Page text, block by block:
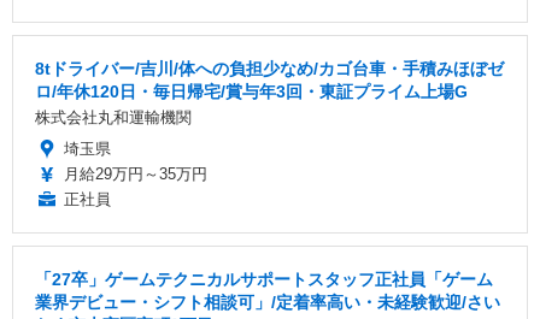
8tドライバー/吉川/体への負担少なめ/カゴ台車・手積みほぼゼ
ロ/年休120日・毎日帰宅/賞与年3回・東証プライム上場G
株式会社丸和運輸機関
埼玉県
月給29万円～35万円
正社員
「27卒」ゲームテクニカルサポートスタッフ正社員「ゲーム
業界デビュー・シフト相談可」/定着率高い・未経験歓迎/さい